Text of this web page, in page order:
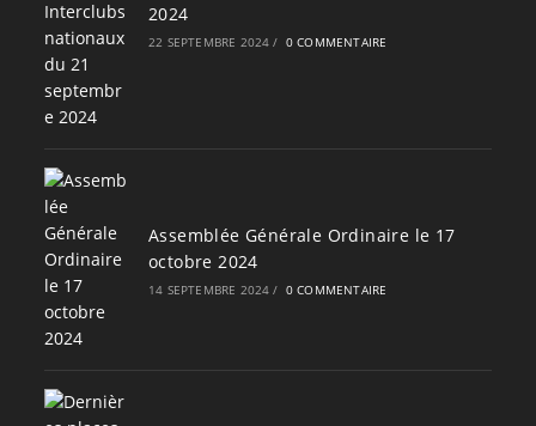
2024
22 SEPTEMBRE 2024 / 0 COMMENTAIRE
Assemblée Générale Ordinaire le 17
octobre 2024
14 SEPTEMBRE 2024 / 0 COMMENTAIRE